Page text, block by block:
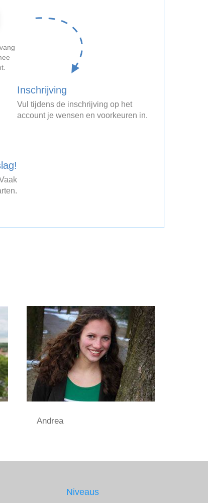
Inschrijving
Vul tijdens de inschrijving op het
account je wensen en voorkeuren in.
Andrea
Niveaus